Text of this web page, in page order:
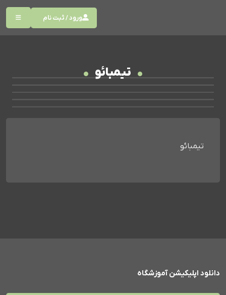
ورود / ثبت نام
تیمبائو
تیمبائو
دانلود اپلیکیشن آموزشگاه